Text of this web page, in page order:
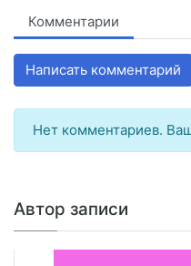
Комментарии
Написать комментарий
Нет комментариев.
Автор записи